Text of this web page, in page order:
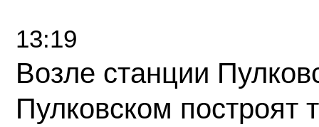
13:19
Возле станции
Пулковском построят